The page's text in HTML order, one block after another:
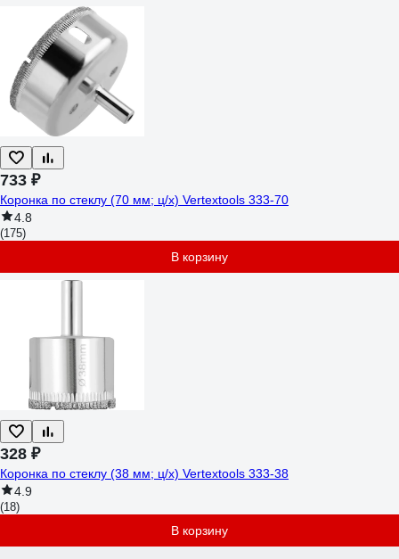
733 ₽
Коронка по стеклу (70 мм; ц/х) Vertextools 333-70
4.8
(175)
В корзину
328 ₽
Коронка по стеклу (38 мм; ц/х) Vertextools 333-38
4.9
(18)
В корзину